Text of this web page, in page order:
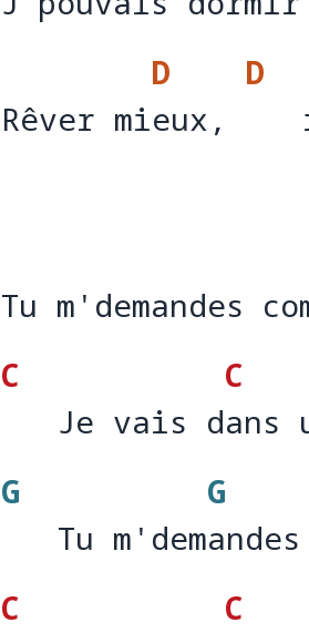
J'pouvais dormir
Rêver mi
D
eux,
D
Rêver mieux,
Tu m'demandes
Tu m'demandes
C
   Je vais d
C
ans
Je vais dans
G
   Tu m'dem
G
Tu
C
C